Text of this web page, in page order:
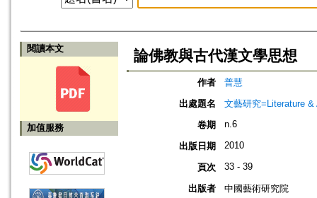
閱讀本文
加值服務
論佛教與古代漢文學思想
作者
普慧
出處題名
文藝研究=Literature
卷期
n.6
出版日期 2010
頁次 33 - 39
出版者
中國藝術研究院